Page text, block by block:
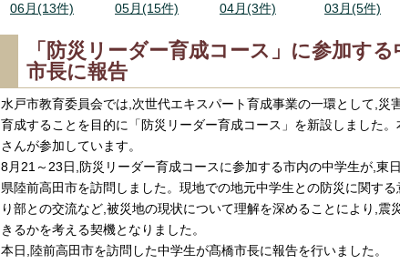
06月(13件)
05月(15件) 04月(3件) 03月(5件)
「防災リーダー育成コース」に参加す
市長に報告
水戸市教育委員会では,次世代エキスパート育成事業の一環として,災
育成することを目的に「防災リーダー育成コース」を新設しました
さんが参加しています。
8月21～23日,防災リーダー育成コースに参加する市内の中学生が,東
県陸前高田市を訪問しました。現地での地元中学生との防災に関す
り部との交流など,被災地の現状について理解を深めることにより,
きるかを考える契機となりました。
本日,陸前高田市を訪問した中学生が髙橋市長に報告を行いました。